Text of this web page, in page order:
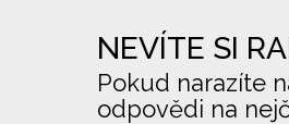
NEVÍTE SI
Pokud narazíte
odpovědi na